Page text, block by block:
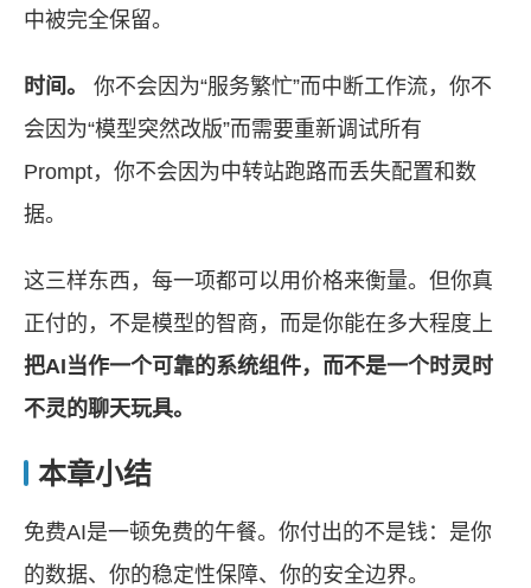
中被完全保留。
时间。
你不会因为“服务繁忙”而中断工作流，你不
会因为“模型突然改版”而需要重新调试所有
Prompt，你不会因为中转站跑路而丢失配置和数
据。
这三样东西，每一项都可以用价格来衡量。但你真
正付的，不是模型的智商，而是你能在多大程度上
把AI当作一个可靠的系统组件，而不是一个时灵时
不灵的聊天玩具。
本章小结
免费AI是一顿免费的午餐。你付出的不是钱：是你
的数据、你的稳定性保障、你的安全边界。